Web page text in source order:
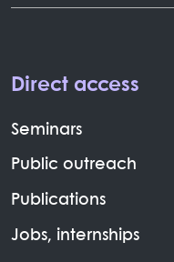
Direct access
Seminars
Public outreach
Publications
Jobs, internships